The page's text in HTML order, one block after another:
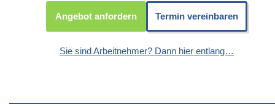
Angebot anfordern Termin vereinbaren
Sie sind Arbeitnehmer? Dann hier entlang…